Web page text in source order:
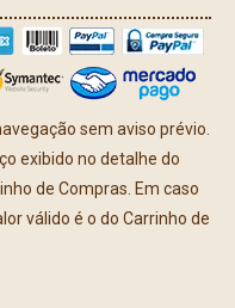
sem aviso prévio.
exibido no detalhe do
de Compras. Em caso
válido é o do Carrinho de